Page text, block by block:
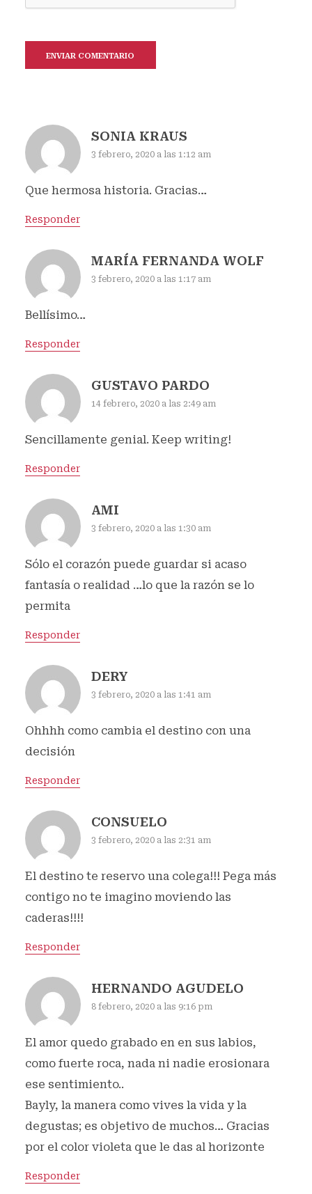
SONIA KRAUS
3 febrero, 2020 a las 1:12 am
Que hermosa historia. Gracias…
Responder
MARÍA FERNANDA WOLF
3 febrero, 2020 a las 1:17 am
Bellísimo…
Responder
GUSTAVO PARDO
14 febrero, 2020 a las 2:49 am
Sencillamente genial. Keep writing!
Responder
AMI
3 febrero, 2020 a las 1:30 am
Sólo el corazón puede guardar si acaso
fantasía o realidad …lo que la razón se lo
permita
Responder
DERY
3 febrero, 2020 a las 1:41 am
Ohhhh como cambia el destino con una
decisión
Responder
CONSUELO
3 febrero, 2020 a las 2:31 am
El destino te reservo una colega!!! Pega más
contigo no te imagino moviendo las
caderas!!!!
Responder
HERNANDO AGUDELO
8 febrero, 2020 a las 9:16 pm
El amor quedo grabado en en sus labios,
como fuerte roca, nada ni nadie erosionara
ese sentimiento..
Bayly, la manera como vives la vida y la
degustas; es objetivo de muchos… Gracias
por el color violeta que le das al horizonte
Responder